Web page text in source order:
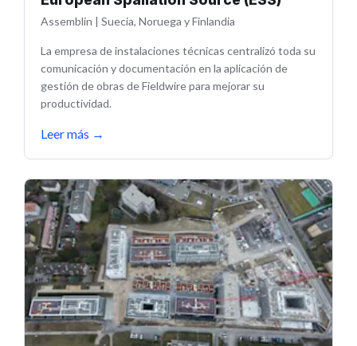
Assemblin | Suecia, Noruega y Finlandia
La empresa de instalaciones técnicas centralizó toda su
comunicación y documentación en la aplicación de
gestión de obras de Fieldwire para mejorar su
productividad.
Leer más →